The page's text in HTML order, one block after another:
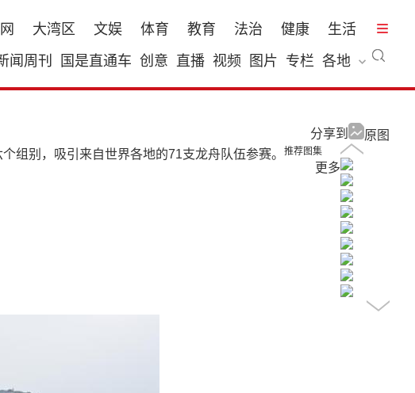
大湾区 文娱 体育 教育 法治 健康
生活
闻周刊 国是直通车 创意 直播 视频 图片 专栏 各地
原图
分享到
组别，吸引来自世界各地的71支龙舟队伍参赛。 推荐图集
更多